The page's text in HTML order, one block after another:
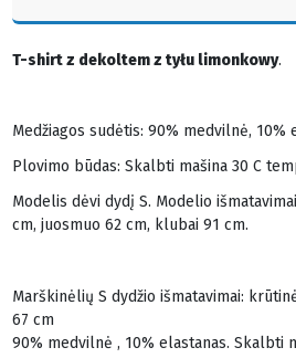
T-shirt z dekoltem z tyłu limonkowy.
Medžiagos sudėtis: 90% medvilnė, 10%
Plovimo būdas: Skalbti mašina 30 C
Modelis dėvi dydį S. Modelio
cm, juosmuo 62 cm, klubai 91 cm.
Marškinėlių S dydžio išmatavimai:
67 cm
90% medvilnė , 10% elastanas. Skalbti